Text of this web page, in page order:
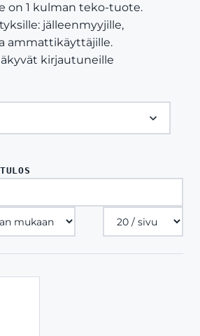
on 1 kulman teko-tuote.
jälleenmyyjille,
ammattikäyttäjille.
kirjautuneille
Tuotteita
sivulla